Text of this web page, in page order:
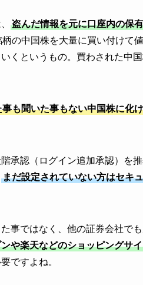
盗んだ情報を元に口座内の保
の中国株を大量に買い付けて
くというもの。買わされた中
も聞いた事もない中国株に化
承認（ログイン追加承認）を
まだ設定されていない方はセキ
事ではなく、他の証券会社でも
や楽天などのショッピングサ
ですよね。